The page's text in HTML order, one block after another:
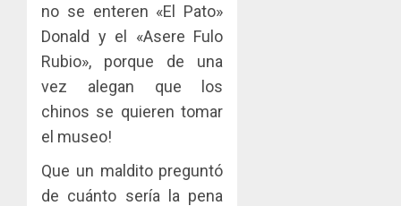
no se enteren «El Pato»
Donald y el «Asere Fulo
Rubio», porque de una
vez alegan que los
chinos se quieren tomar
el museo!
Que un maldito preguntó
de cuánto sería la pena